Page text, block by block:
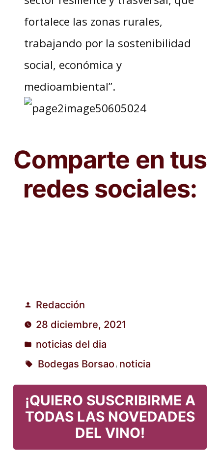
fortalece las zonas rurales,
trabajando por la sostenibilidad
social, económica y
medioambiental”.
Comparte en tus
redes sociales:
Publicado
por
Redacción
28 diciembre, 2021
Publicado
en
noticias del dia
Bodegas Borsao, noticia
¡QUIERO SUSCRIBIRME A
TODAS LAS NOVEDADES
DEL VINO!